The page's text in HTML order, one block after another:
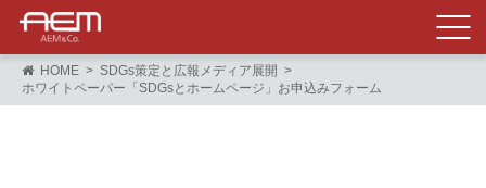
HOME
SDGs策定と広報メディア展開
ホワイトペーパー「SDGsとホームページ」お申込みフォーム